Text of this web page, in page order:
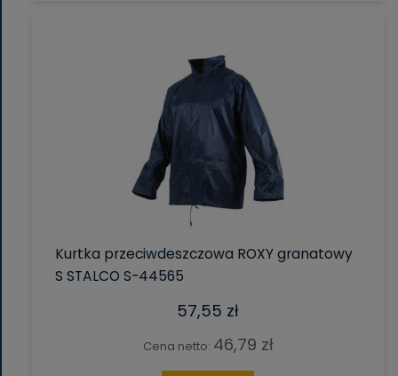
Kurtka przeciwdeszczowa ROXY granatowy
S STALCO S-44565
57,55 zł
Cena netto: 46,79 zł